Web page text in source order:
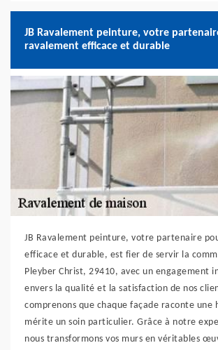
JB Ravalement peinture, votre
ravalement efficace et durable
JB Ravalement peinture, votre partenaire
efficace et durable, est fier de servir la
Pleyber Christ, 29410, avec un engagement
envers la qualité et la satisfaction de nos
comprenons que chaque façade raconte une
mérite un soin particulier. Grâce à notre
nous transformons vos murs en véritables